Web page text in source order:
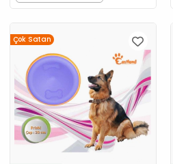
Çok Satan